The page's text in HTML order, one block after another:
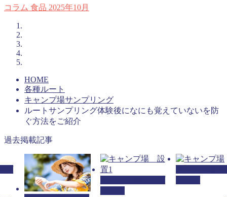
コラム 食品 2025年10月
HOME
各種ルート
キャンプ場サンプリング
ルートサンプリング体験後になにも覚えていないを防
ぐ方法をご紹介
過去掲載記事
プ